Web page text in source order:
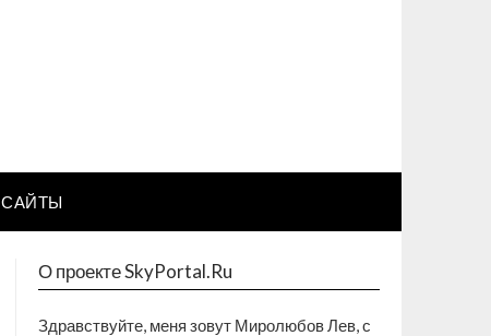
САЙТЫ
О проекте SkyPortal.Ru
Здравствуйте, меня зовут Миролюбов Лев, с